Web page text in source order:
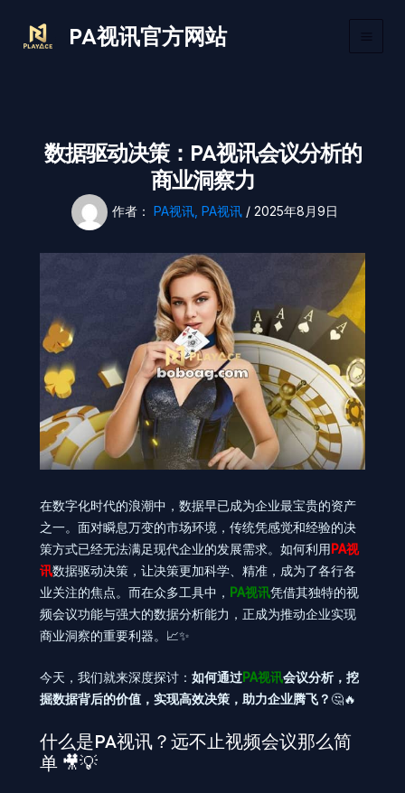
PA视讯官方网站
数据驱动决策：PA视讯会议分析的
商业洞察力
作者： PA视讯, PA视讯 / 2025年8月9日
在数字化时代的浪潮中，数据早已成为企业最宝贵的资产
之一。面对瞬息万变的市场环境，传统凭感觉和经验的决
策方式已经无法满足现代企业的发展需求。如何利用PA视
讯数据驱动决策，让决策更加科学、精准，成为了各行各
业关注的焦点。而在众多工具中， PA视讯凭借其独特的视
频会议功能与强大的数据分析能力，正成为推动企业实现
商业洞察的重要利器。📈✨
今天，我们就来深度探讨： 如何通过PA视讯会议分析，挖
掘数据背后的价值，实现高效决策，助力企业腾飞？🤔🔥
什么是PA视讯？远不止视频会议那么简
单 🎥💡